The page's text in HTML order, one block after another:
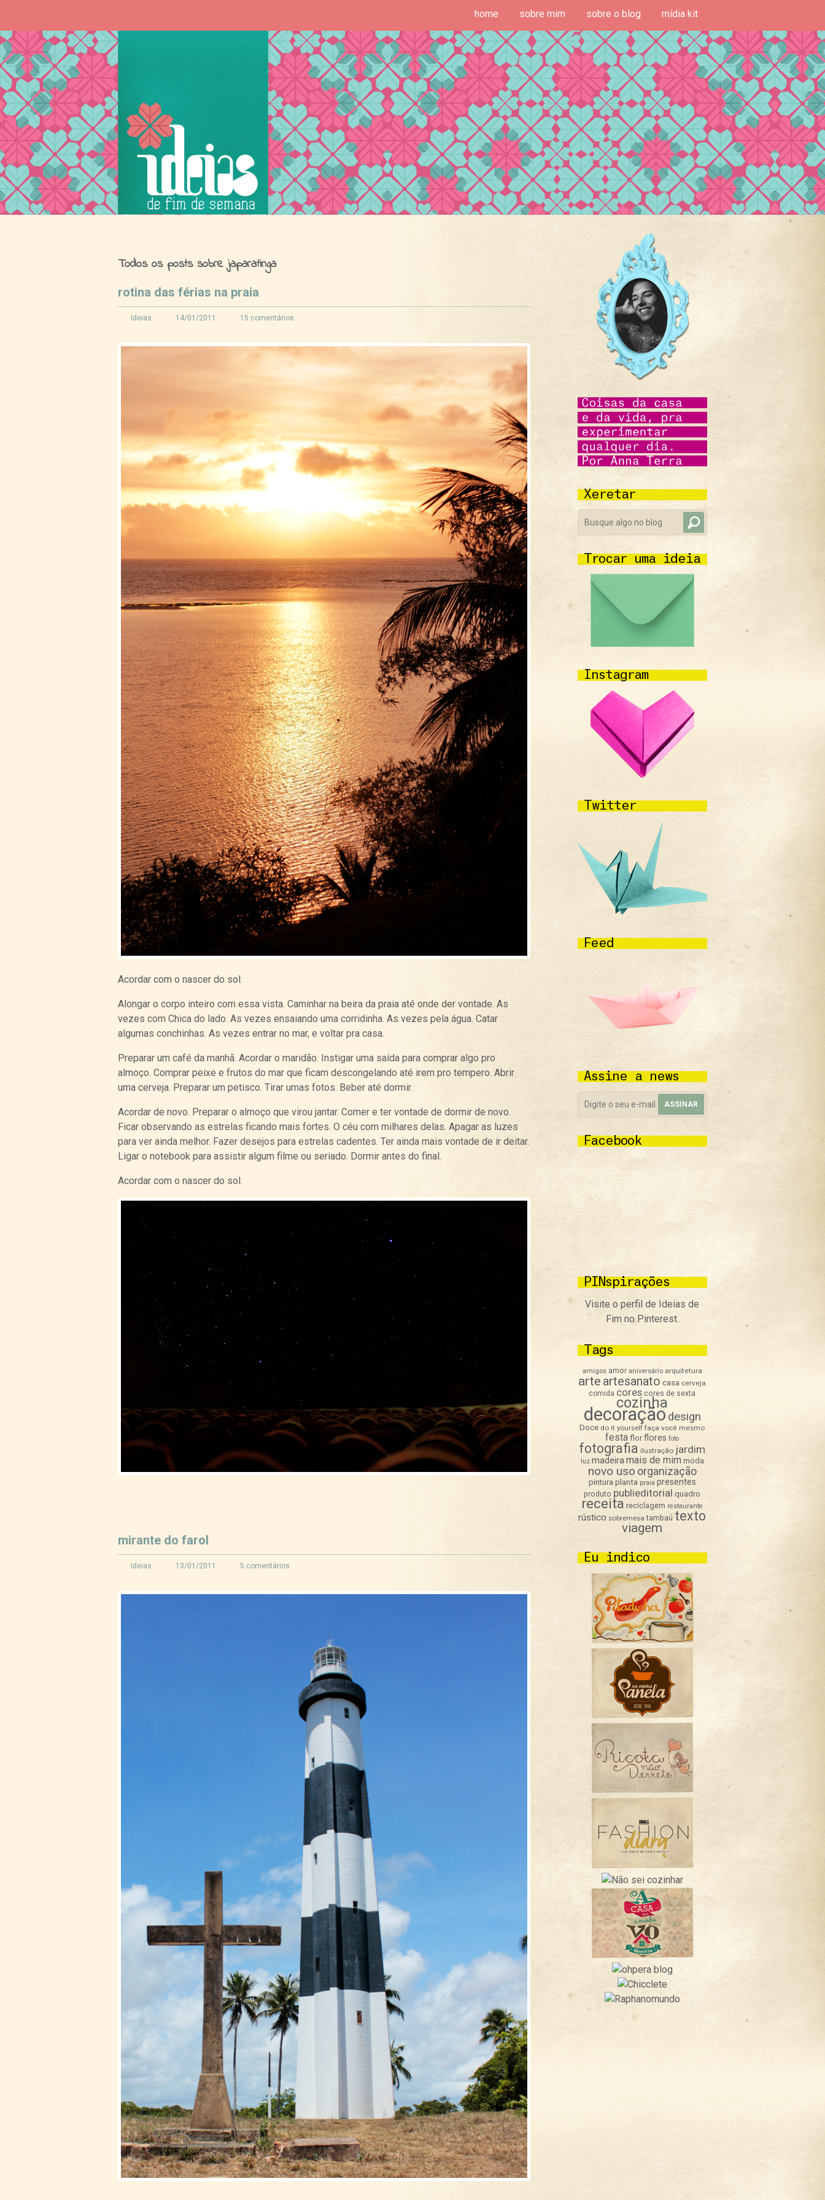
home sobre mim sobre o blog mídia kit
Ideias de Fim de Semana
Todos os posts sobre japaratinga
rotina das férias na praia
Ideias 14/01/2011 15 comentários
Acordar com o nascer do sol.
Alongar o corpo inteiro com essa vista. Caminhar na beira da praia até onde der vontade. As
vezes com Chica do lado. As vezes ensaiando uma corridinha. As vezes pela água. Catar
algumas conchinhas. As vezes entrar no mar, e voltar pra casa.
Preparar um café da manhã. Acordar o maridão. Instigar uma saída para comprar algo pro
almoço. Comprar peixe e frutos do mar que ficam descongelando até irem pro tempero. Abrir
uma cerveja. Preparar um petisco. Tirar umas fotos. Beber até dormir.
Acordar de novo. Preparar o almoço que virou jantar. Comer e ter vontade de dormir de novo.
Ficar observando as estrelas ficando mais fortes. O céu com milhares delas. Apagar as luzes
para ver ainda melhor. Fazer desejos para estrelas cadentes. Ter ainda mais vontade de ir deitar.
Ligar o notebook para assistir algum filme ou seriado. Dormir antes do final.
Acordar com o nascer do sol.
mirante do farol
Ideias 13/01/2011 5 comentários
Xeretar
Trocar uma ideia
Instagram
Twitter
Feed
Assine a news
Facebook
PINspirações
Visite o perfil de Ideias de
Fim no Pinterest.
Tags
amigos amor aniversário arquitetura
arte artesanato casa cerveja
comida cores cores de sexta
cozinha
decoraçãodesign
Doce do it yourself faça você mesmo
festa flor flores foto
fotografia ilustração jardim
luz madeiramais de mim moda
novo uso organização
pintura planta praia presentes
produto publieditorial quadro
receita reciclagem restaurante
rústico sobremesa tambaú texto
viagem
Eu indico